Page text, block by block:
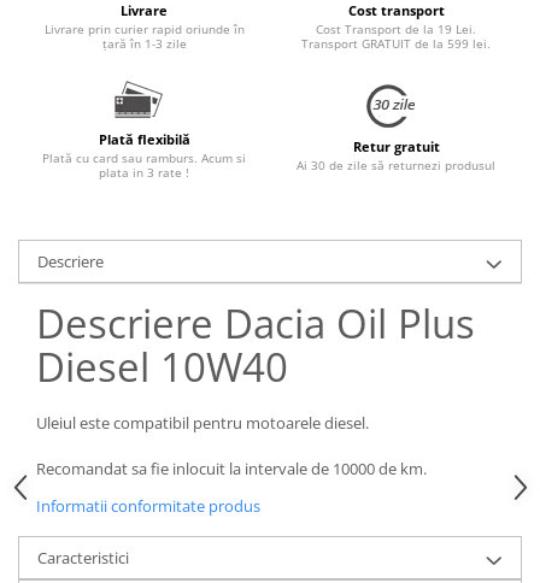
Livrare
Livrare prin curier rapid oriunde în
țară în 1-3 zile
Cost transport
Cost Transport de la 19 Lei.
Transport GRATUIT de la 599 lei.
Plată flexibilă
Plată cu card sau ramburs. Acum si
plata in 3 rate !
Retur gratuit
Ai 30 de zile să returnezi produsul
Descriere
Descriere Dacia Oil Plus
Diesel 10W40
Uleiul este compatibil pentru motoarele diesel.
Recomandat sa fie inlocuit la intervale de 10000 de km.
Informatii conformitate produs
Caracteristici